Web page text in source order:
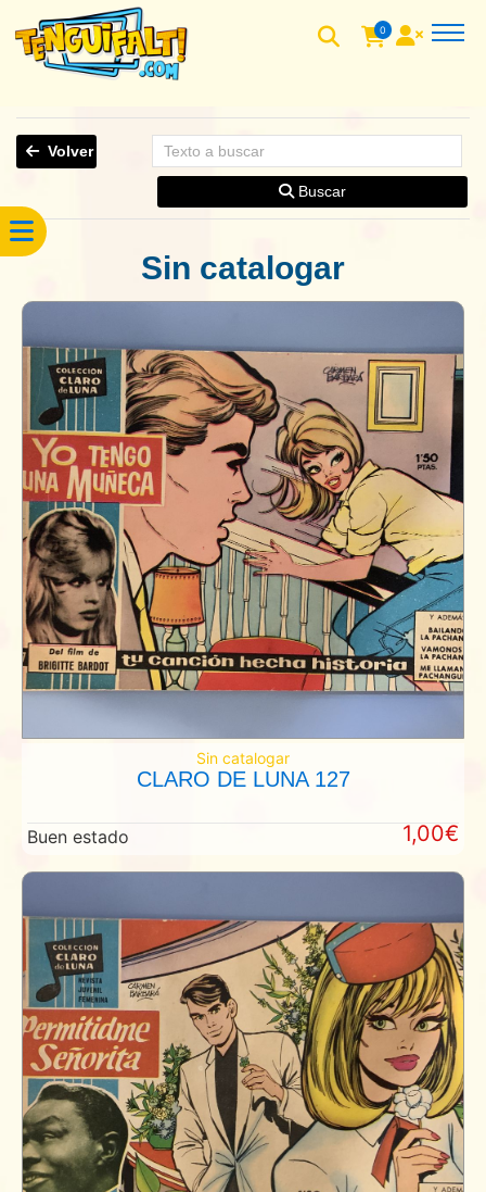
0
Volver
Buscar
Sin catalogar
Sin catalogar
CLARO DE LUNA 127
Buen estado 1,00€